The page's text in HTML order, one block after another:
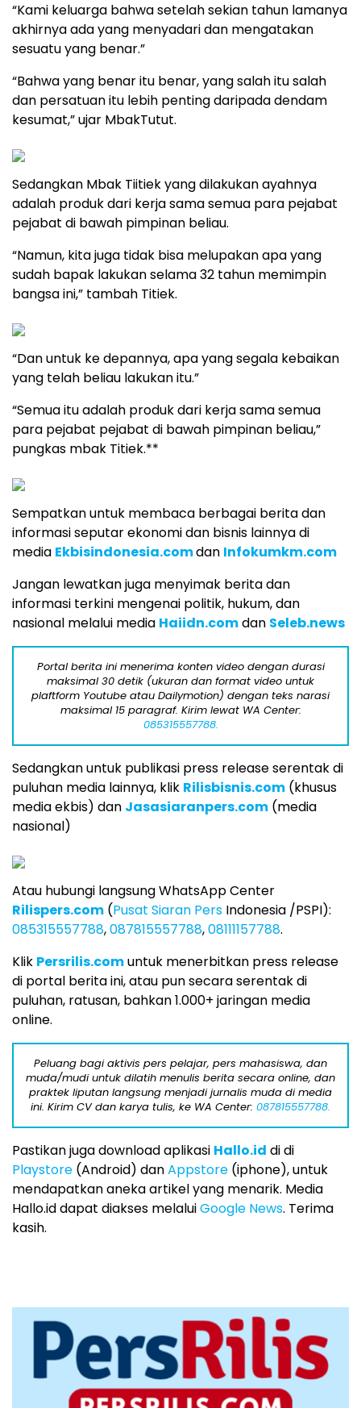
“Kami keluarga bahwa setelah sekian tahun lamanya
akhirnya ada yang menyadari dan mengatakan
sesuatu yang benar.”
“Bahwa yang benar itu benar, yang salah itu salah
dan persatuan itu lebih penting daripada dendam
kesumat,” ujar MbakTutut.
Sedangkan Mbak Tiitiek yang dilakukan ayahnya
adalah produk dari kerja sama semua para pejabat
pejabat di bawah pimpinan beliau.
“Namun, kita juga tidak bisa melupakan apa yang
sudah bapak lakukan selama 32 tahun memimpin
bangsa ini,” tambah Titiek.
“Dan untuk ke depannya, apa yang segala kebaikan
yang telah beliau lakukan itu.”
“Semua itu adalah produk dari kerja sama semua
para pejabat pejabat di bawah pimpinan beliau,”
pungkas mbak Titiek.**
Sempatkan untuk membaca berbagai berita dan
informasi seputar ekonomi dan bisnis lainnya di
media Ekbisindonesia.comdan Infokumkm.com
Jangan lewatkan juga menyimak berita dan
informasi terkini mengenai politik, hukum, dan
nasional melalui media Haiidn.comdan Seleb.news
Portal berita ini menerima konten video dengan durasi
maksimal 30 detik (ukuran dan format video untuk
plaftform Youtube atau Dailymotion) dengan teks narasi
maksimal 15 paragraf. Kirim lewat WA Center:
085315557788.
Sedangkan untuk publikasi press release serentak di
puluhan media lainnya, klik Rilisbisnis.com (khusus
media ekbis) dan Jasasiaranpers.com (media
nasional)
Atau hubungi langsung WhatsApp Center
Rilispers.com (Pusat Siaran Pers Indonesia /PSPI):
085315557788,087815557788,08111157788.
Klik Persrilis.comuntuk menerbitkan press release
di portal berita ini, atau pun secara serentak di
puluhan, ratusan, bahkan 1.000+ jaringan media
online.
Peluang bagi aktivis pers pelajar, pers mahasiswa, dan
muda/mudi untuk dilatih menulis berita secara online, dan
praktek liputan langsung menjadi jurnalis muda di media
ini. Kirim CV dan karya tulis, ke WA Center: 087815557788.
Pastikan juga download aplikasi Hallo.id di di
Playstore (Android) danAppstore (iphone), untuk
mendapatkan aneka artikel yang menarik. Media
Hallo.id dapat diakses melaluiGoogle News. Terima
kasih.